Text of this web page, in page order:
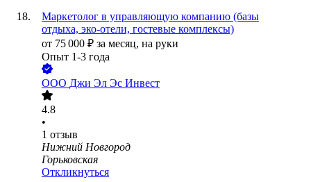
Маркетолог в управляющую компанию (базы
отдыха, эко-отели, гостевые комплексы)
от 75 000 ₽ за месяц, на руки
Опыт 1-3 года
ООО Джи Эл Эс Инвест
4.8
•
1 отзыв
Нижний Новгород
Горьковская
Откликнуться